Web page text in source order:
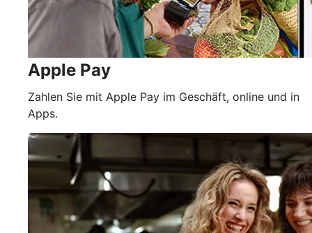
Apple Pay
Zahlen Sie mit Apple Pay im Geschäft, online und in
Apps.